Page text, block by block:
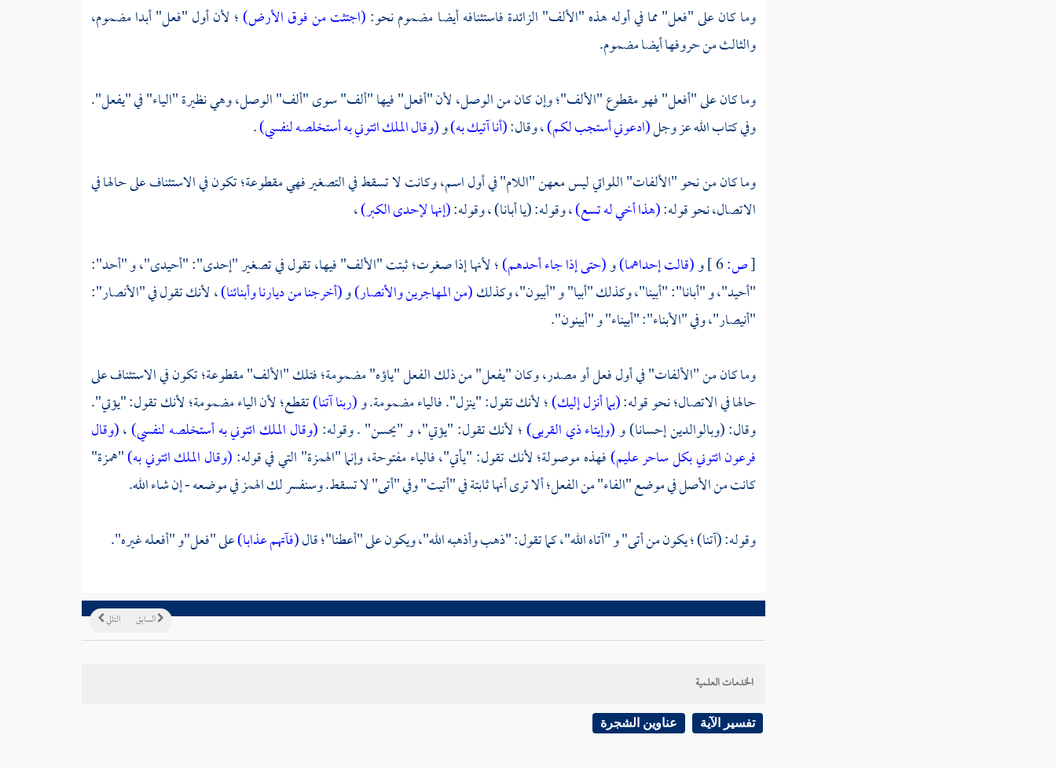
وما كان على "فعل" مما في أوله هذه "الألف" الزائدة فاستئنافه أيضا مضموم نحو:(اجتثت من فوق الأرض)؛ لأن أول "فعل" أبدا مضموم،
والثالث من حروفها أيضا مضموم.
وما كان على "أفعل" فهو مقطوع "الألف"؛ وإن كان من الوصل، لأن "أفعل" فيها "ألف" سوى "ألف" الوصل، وهي نظيرة "الياء" في "يفعل".
وفي كتاب الله عز وجل(ادعوني أستجب لكم)، وقال:(أنا آتيك به)و(وقال الملك ائتوني به أستخلصه لنفسي).
وما كان من نحو "الألفات" اللواتي ليس معهن "اللام" في أول اسم، وكانت لا تسقط في التصغير فهي مقطوعة؛ تكون في الاستئناف على حالها في
الاتصال، نحو قوله:(هذا أخي له تسع)، وقوله: (يا أبانا) ، وقوله:(إنها لإحدى الكبر)،
[ص:6 ] و(قالت إحداهما)و(حتى إذا جاء أحدهم)؛ لأنها إذا صغرت؛ ثبتت "الألف" فيها، تقول في تصغير "إحدى": "أحيدى"، و "أحد":
"أحيد"، و "أبانا": "أبينا"، وكذلك "أبيا" و "أبيون"، وكذلك(من المهاجرين والأنصار)و(أخرجنا من ديارنا وأبنائنا)، لأنك تقول في "الأنصار":
"أنيصار"، وفي "الأبناء": "أبيناء" و "أبينون".
وما كان من "الألفات" في أول فعل أو مصدر، وكان "يفعل" من ذلك الفعل "ياؤه" مضمومة؛ فتلك "الألف" مقطوعة؛ تكون في الاستئناف على
حالها في الاتصال؛ نحو قوله:(بما أنزل إليك)؛ لأنك تقول: "ينزل". فالياء مضمومة. و(ربنا آتنا)تقطع؛ لأن الياء مضمومة؛ لأنك تقول: "يؤتي".
وقال: (وبالوالدين إحسانا) و(وإيتاء ذي القربى)؛ لأنك تقول: "يؤتي"، و "يحسن" . وقوله:(وقال الملك ائتوني به أستخلصه لنفسي)،(وقال
فرعون ائتوني بكل ساحر عليم)فهذه موصولة؛ لأنك تقول: "يأتي"، فالياء مفتوحة، وإنما "الهمزة" التي في قوله:(وقال الملك ائتوني به)"همزة"
كانت من الأصل في موضع "الفاء" من الفعل؛ ألا ترى أنها ثابتة في "أتيت" وفي "أتى" لا تسقط. وسنفسر لك الهمز في موضعه - إن شاء الله.
وقوله: (آتنا) ؛ يكون من أتى" و "آتاه الله"، كما تقول: "ذهب وأذهبه الله"، ويكون على "أعطنا"؛ قال(فآتهم عذابا)على "فعل"و "أفعله غيره".
التالي السابق
الخدمات العلمية
تفسير الآية عناوين الشجرة